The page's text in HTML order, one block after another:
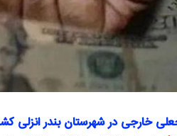
خارجی در شهرستان بندر انزلی